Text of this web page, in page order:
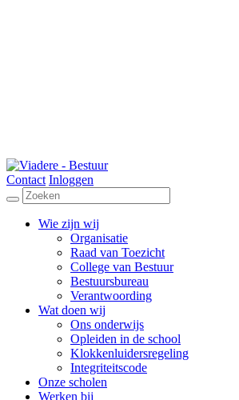
Contact Inloggen
Wie zijn wij
Organisatie
Raad van Toezicht
College van Bestuur
Bestuursbureau
Verantwoording
Wat doen wij
Ons onderwijs
Opleiden in de school
Klokkenluidersregeling
Integriteitscode
Onze scholen
Werken bij